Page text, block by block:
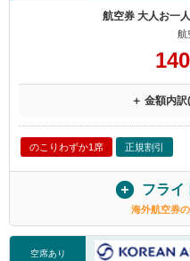
航空券 大人お一
航
＋ 金額内
のこりわずか1席 正規割引
フライ
海外航空券
空席あり